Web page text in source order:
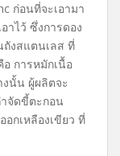
ก่อนที่จะเอามา
าไว้ ซึ่งการดอง
ถังสแตนเลส ที่
การหมักเนื้อ
งนั้น ผู้ผลิตจะ
จัดขี้ตะกอน
กเหลืองเขียว ที่